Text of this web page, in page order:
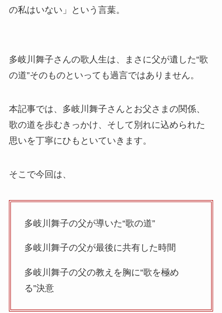
の私はいない」という言葉。
多岐川舞子さんの歌人生は、まさに父が遺した“歌
の道”そのものといっても過言ではありません。
本記事では、多岐川舞子さんとお父さまの関係、
歌の道を歩むきっかけ、そして別れに込められた
思いを丁寧にひもといていきます。
そこで今回は、
多岐川舞子の父が導いた“歌の道”
多岐川舞子の父が最後に共有した時間
多岐川舞子の父の教えを胸に“歌を極め
る”決意